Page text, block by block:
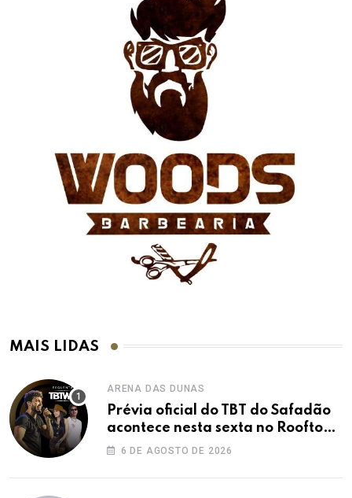
MAIS LIDAS
ARENA DAS DUNAS
Prévia oficial do TBT do Safadão
acontece nesta sexta no Rooftop
Dunas
6 DE AGOSTO DE 2026